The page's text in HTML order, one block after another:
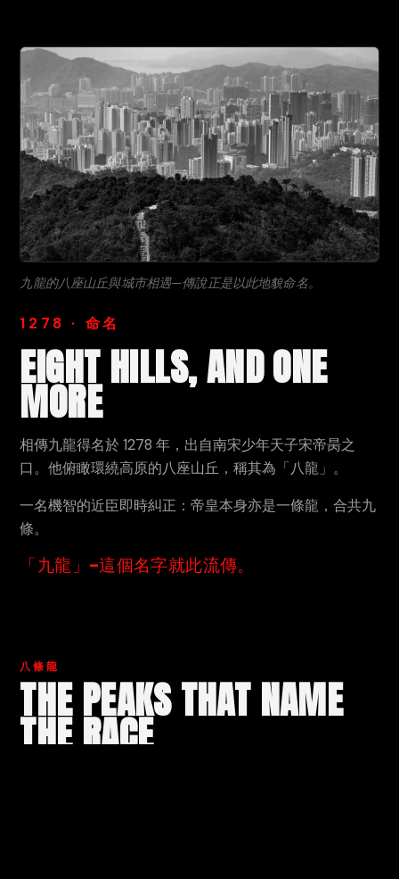
九龍的八座山丘與城市相遇—傳說正是以此地貌命名。
1278 · 命名
EIGHT HILLS, AND ONE
MORE
相傳九龍得名於 1278 年，出自南宋少年天子宋帝昺之
口。他俯瞰環繞高原的八座山丘，稱其為「八龍」。
一名機智的近臣即時糾正：帝皇本身亦是一條龍，合共九
條。
「九龍」—這個名字就此流傳。
八條龍
THE PEAKS THAT NAME
THE RACE